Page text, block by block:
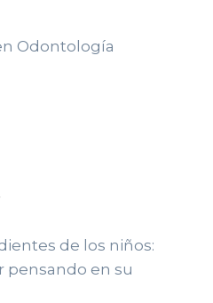
Odontología
de los niños:
pensando en su